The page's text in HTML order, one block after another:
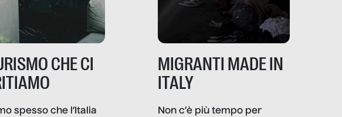
CHE CI
spesso che l’Italia
MIGRANTI MADE IN
ITALY
Non c’è più tempo per